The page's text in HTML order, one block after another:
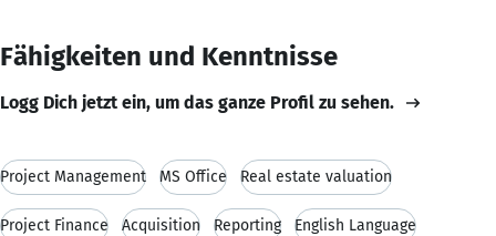
Fähigkeiten und Kenntnisse
Logg Dich jetzt ein, um das ganze Profil zu sehen.
Project Management MS Office Real estate valuation
Project Finance Acquisition Reporting English Language